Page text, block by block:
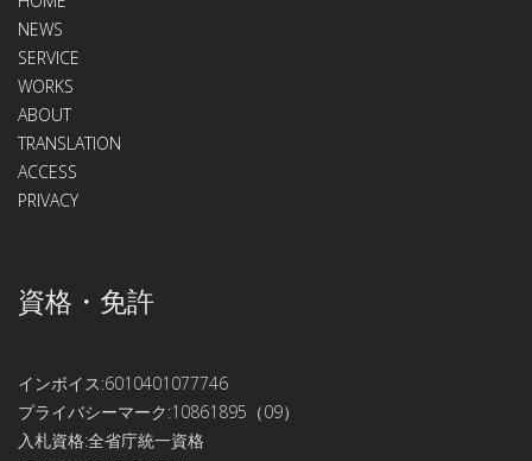
NEWS
SERVICE
WORKS
ABOUT
TRANSLATION
ACCESS
PRIVACY
資格・免許
インボイス:6010401077746
プライバシーマーク:10861895（09）
入札資格:全省庁統一資格